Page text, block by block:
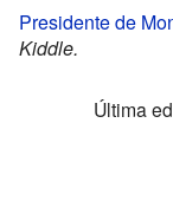
Presidente de
Kiddle.
Última